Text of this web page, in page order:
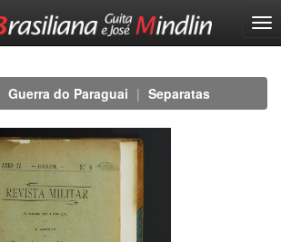
Guerra do Paraguai Separatas